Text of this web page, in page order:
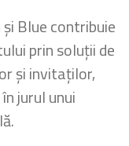
Blue contribuie
prin soluții de
și invitaților,
jurul unui